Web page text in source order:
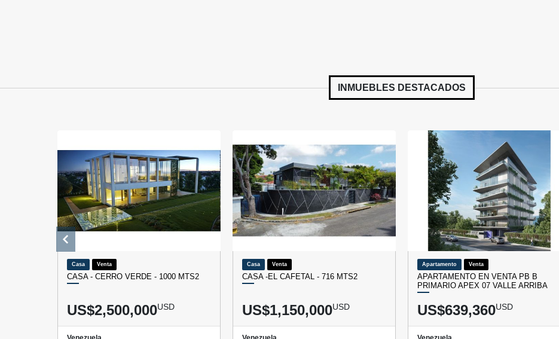
INMUEBLES DESTACADOS
Casa Venta
CASA - CERRO VERDE - 1000 MTS2
US$2,500,000USD
Casa Venta
CASA -EL CAFETAL - 716 MTS2
US$1,150,000USD
Apartamento Venta
APARTAMENTO EN VENTA PB B
PRIMARIO APEX 07 VALLE ARRIBA
US$639,360USD